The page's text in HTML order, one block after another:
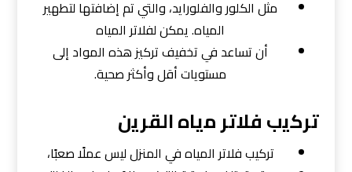
مثل الكلور والفلورايد، والتي تم إضافتها لتطهير
المياه. يمكن لفلاتر المياه
أن تساعد في تخفيف تركيز هذه المواد إلى
مستويات أقل وأكثر صحية.
ﺗﺮﻛﻳب ﻓﻼﺗﺮ ﻣﻳﺎه اﻟﻘﺮﻳن
تركيب فلاتر المياه في المنزل ليس عملًا صعبًا،